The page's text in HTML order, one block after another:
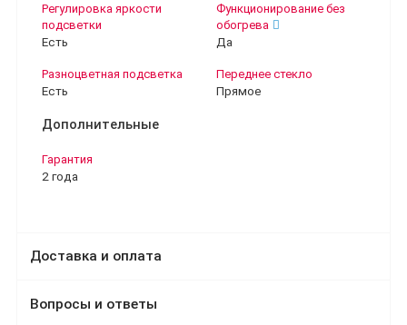
Регулировка яркости
подсветки
Есть
Разноцветная подсветка
Есть
Функционирование без
обогрева
Да
Переднее стекло
Прямое
Дополнительные
Гарантия
2 года
Доставка и оплата
Вопросы и ответы